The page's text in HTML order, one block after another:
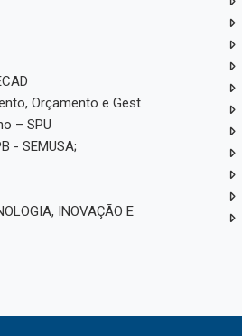
Orçamento e Gest
– SPU
- SEMUSA;
INOVAÇÃO E